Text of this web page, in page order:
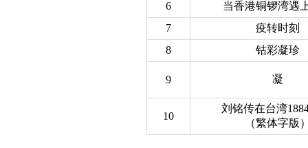
6
当香港铜锣湾遇
7
疫转时刻
8
钴彩凝珍
9 凝
10
刘铭传在台湾
（繁体字版